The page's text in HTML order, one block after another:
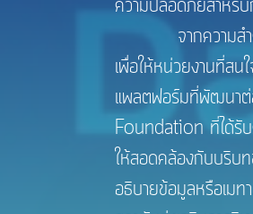
ความปลอดภัยสำหรั
จากความสำคัญดัง
เพื่อให้หน่วยงานที่ส
แพลตฟอร์มที่พัฒนา
Foundation ที่ได้รับ
ให้สอดคล้องกับบริบ
อธิบายข้อมูลหรือเม